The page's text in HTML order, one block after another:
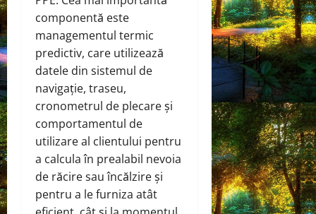
componentă este
managementul termic
predictiv, care utilizează
datele din sistemul de
navigație, traseu,
cronometrul de plecare și
comportamentul de
utilizare al clientului pentru
a calcula în prealabil nevoia
de răcire sau încălzire și
pentru a le furniza atât